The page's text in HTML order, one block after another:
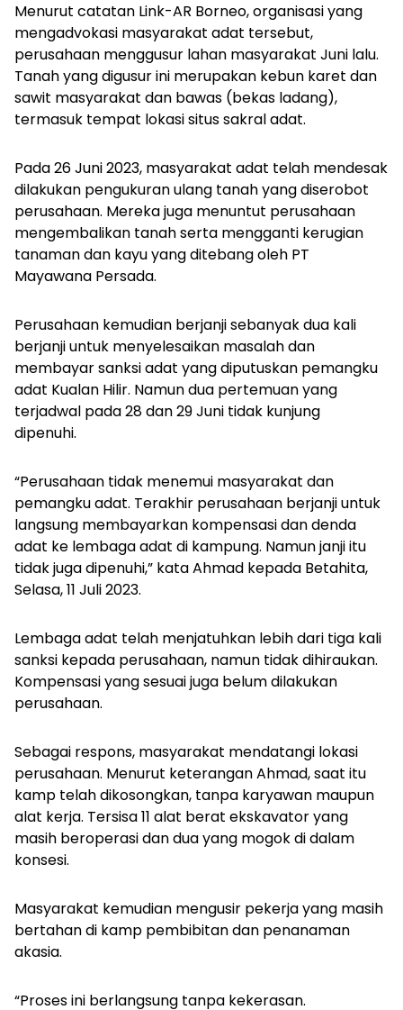
Menurut catatan Link-AR Borneo, organisasi yang
mengadvokasi masyarakat adat tersebut,
perusahaan menggusur lahan masyarakat Juni lalu.
Tanah yang digusur ini merupakan kebun karet dan
sawit masyarakat dan bawas (bekas ladang),
termasuk tempat lokasi situs sakral adat.
Pada 26 Juni 2023, masyarakat adat telah mendesak
dilakukan pengukuran ulang tanah yang diserobot
perusahaan. Mereka juga menuntut perusahaan
mengembalikan tanah serta mengganti kerugian
tanaman dan kayu yang ditebang oleh PT
Mayawana Persada.
Perusahaan kemudian berjanji sebanyak dua kali
berjanji untuk menyelesaikan masalah dan
membayar sanksi adat yang diputuskan pemangku
adat Kualan Hilir. Namun dua pertemuan yang
terjadwal pada 28 dan 29 Juni tidak kunjung
dipenuhi.
“Perusahaan tidak menemui masyarakat dan
pemangku adat. Terakhir perusahaan berjanji untuk
langsung membayarkan kompensasi dan denda
adat ke lembaga adat di kampung. Namun janji itu
tidak juga dipenuhi,” kata Ahmad kepada Betahita,
Selasa, 11 Juli 2023.
Lembaga adat telah menjatuhkan lebih dari tiga kali
sanksi kepada perusahaan, namun tidak dihiraukan.
Kompensasi yang sesuai juga belum dilakukan
perusahaan.
Sebagai respons, masyarakat mendatangi lokasi
perusahaan. Menurut keterangan Ahmad, saat itu
kamp telah dikosongkan, tanpa karyawan maupun
alat kerja. Tersisa 11 alat berat ekskavator yang
masih beroperasi dan dua yang mogok di dalam
konsesi.
Masyarakat kemudian mengusir pekerja yang masih
bertahan di kamp pembibitan dan penanaman
akasia.
“Proses ini berlangsung tanpa kekerasan.